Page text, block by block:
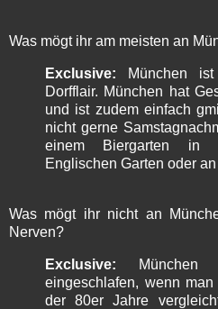
Was mögt ihr am meisten an
Exclusive: München
Dorfflair. München hat
und ist zudem einfach
nicht gerne
einem Biergarten in
Englischen Garten oder
Was mögt ihr nicht an
Nerven?
Exclusive: München
eingeschlafen, wenn
der 80er Jahre